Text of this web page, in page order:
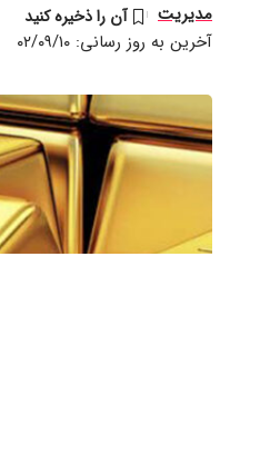
آخرین به روز رسانی: ۰۲/۰۹/۱۰
مدیریت